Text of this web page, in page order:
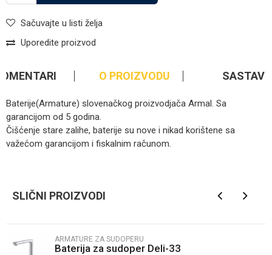
Sačuvajte u listi želja
Uporedite proizvod
O PROIZVODU SASTAV
Baterije(Armature) slovenačkog proizvodjača Armal. Sa
garancijom od 5 godina.
Čišćenje stare zalihe, baterije su nove i nikad korištene sa
važećom garancijom i fiskalnim računom.
SLIČNI PROIZVODI
ARMATURE ZA SUDOPERU
Baterija za sudoper Deli-33